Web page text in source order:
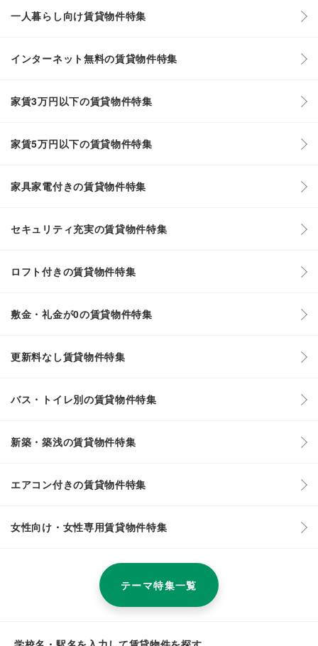
一人暮らし向け賃貸物件特集
インターネット無料の賃貸物件特集
家賃3万円以下の賃貸物件特集
家賃5万円以下の賃貸物件特集
家具家電付きの賃貸物件特集
セキュリティ充実の賃貸物件特集
ロフト付きの賃貸物件特集
敷金・礼金が0の賃貸物件特集
更新料なし賃貸物件特集
バス・トイレ別の賃貸物件特集
新築・築浅の賃貸物件特集
エアコン付きの賃貸物件特集
女性向け・女性専用賃貸物件特集
テーマ特集一覧